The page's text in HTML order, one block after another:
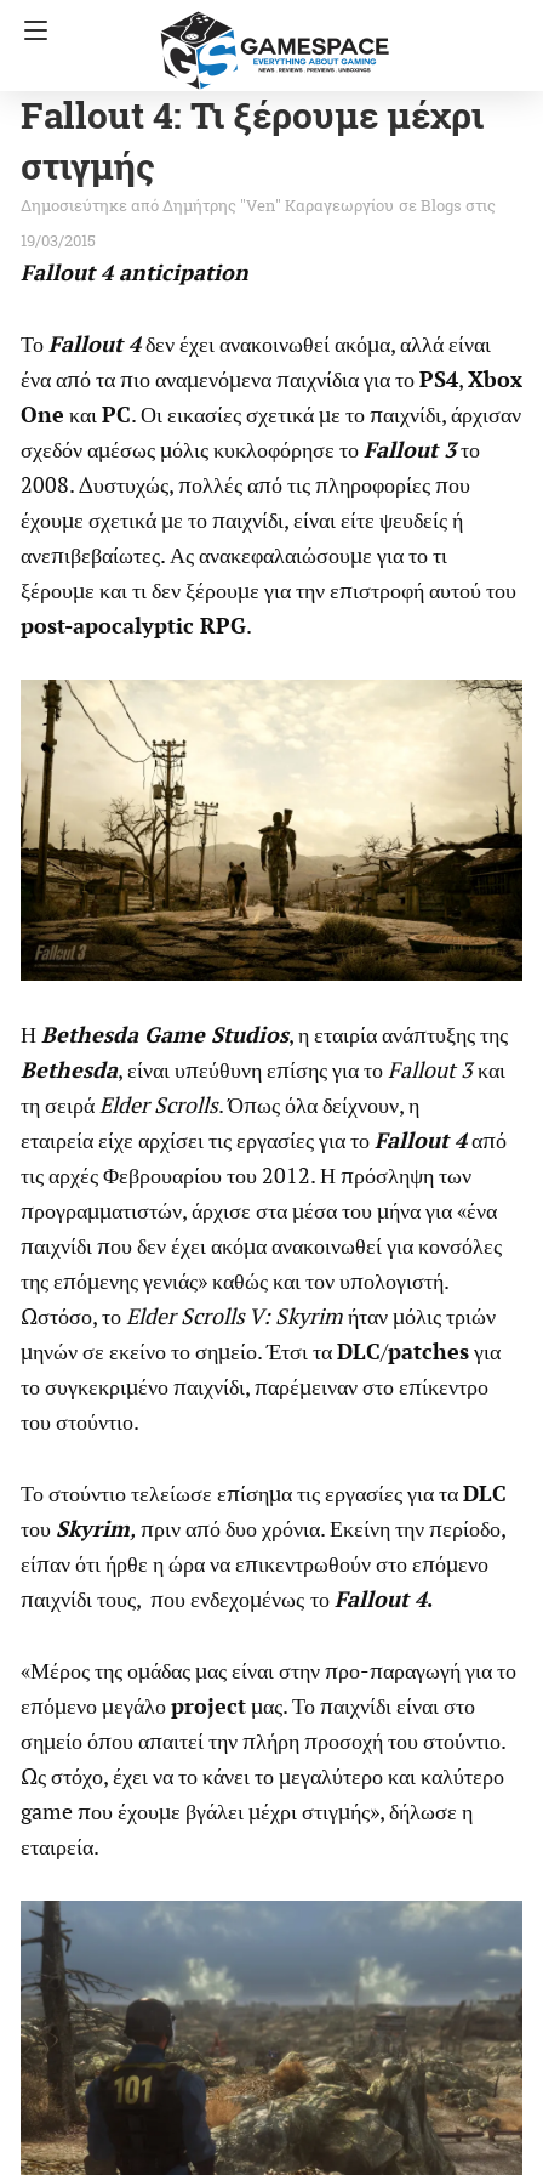
Fallout 4: Τι ξέρουμε μέχρι
στιγμής
Δημήτρης "Ven" Καραγεωργίου σε Blogs στις
19/03/2015
Fallout 4 anticipation
ΤοFallout 4δεν έχει ανακοινωθεί ακόμα, αλλά είναι
ένα από τα πιο αναμενόμενα παιχνίδια για τοPS4,Xbox
One καιPC. Οι εικασίες σχετικά με το παιχνίδι, άρχισαν
σχεδόν αμέσως μόλις κυκλοφόρησε τοFallout 3το
2008. Δυστυχώς, πολλές από τις πληροφορίες που
έχουμε σχετικά με το παιχνίδι, είναι είτε ψευδείς ή
ανεπιβεβαίωτες. Ας ανακεφαλαιώσουμε για το τι
ξέρουμε και τι δεν ξέρουμε για την επιστροφή αυτού του
post-apocalyptic RPG.
ΗBethesda Game Studios, η εταιρία ανάπτυξης της
Bethesda, είναι υπεύθυνη επίσης για τοFallout 3και
τη σειράElder Scrolls. Όπως όλα δείχνουν, η
εταιρεία είχε αρχίσει τις εργασίες για τοFallout 4από
τις αρχές Φεβρουαρίου του 2012. Η πρόσληψη των
προγραμματιστών, άρχισε στα μέσα του μήνα για «ένα
παιχνίδι που δεν έχει ακόμα ανακοινωθεί για κονσόλες
της επόμενης γενιάς» καθώς και τον υπολογιστή.
Ωστόσο, τοElder Scrolls V: Skyrimήταν μόλις τριών
μηνών σε εκείνο το σημείο. Έτσι ταDLC/patchesγια
το συγκεκριμένο παιχνίδι, παρέμειναν στο επίκεντρο
του στούντιο.
Το στούντιο τελείωσε επίσημα τις εργασίες για ταDLC
του Skyrim, πριν από δυο χρόνια. Εκείνη την περίοδο,
είπαν ότι ήρθε η ώρα να επικεντρωθούν στο επόμενο
παιχνίδι τους, που ενδεχομένως τοFallout 4.
«Μέρος της ομάδας μας είναι στην προ-παραγωγή για το
επόμενο μεγάλοprojectμας. Το παιχνίδι είναι στο
σημείο όπου απαιτεί την πλήρη προσοχή του στούντιο.
Ως στόχο, έχει να το κάνει το μεγαλύτερο και καλύτερο
game που έχουμε βγάλει μέχρι στιγμής», δήλωσε η
εταιρεία.